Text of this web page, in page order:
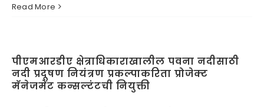
Read More
पीएमआरडीए क्षेत्राधिकाराखालील पवना नदीसाठी
नदी प्रदूषण नियंत्रण प्रकल्पाकरिता प्रोजेक्ट
मॅनेजमेंट कन्सल्टंटची नियुक्ती